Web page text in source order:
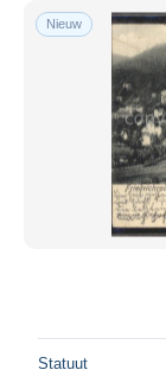
Nieuw
Statuut